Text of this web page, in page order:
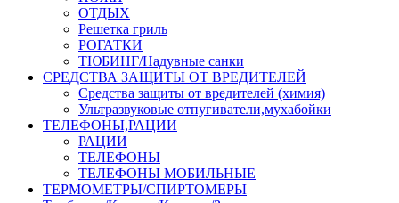
ОТДЫХ
Решетка гриль
РОГАТКИ
ТЮБИНГ/Надувные санки
СРЕДСТВА ЗАЩИТЫ ОТ ВРЕДИТЕЛЕЙ
Средства защиты от вредителей (химия)
Ультразвуковые отпугиватели,мухабойки
ТЕЛЕФОНЫ,РАЦИИ
РАЦИИ
ТЕЛЕФОНЫ
ТЕЛЕФОНЫ МОБИЛЬНЫЕ
ТЕРМОМЕТРЫ/СПИРТОМЕРЫ